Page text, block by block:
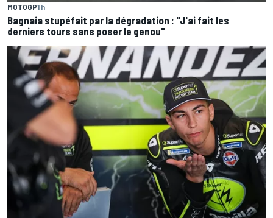
MOTOGP1 h
Bagnaia stupéfait par la dégradation : "J'ai fait les
derniers tours sans poser le genou"